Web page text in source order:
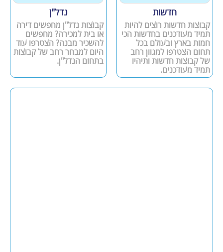
חדשות
קבוצות חדשות רוצים להיות
תמיד מעודכנים בחדשות הכי
חמות בארץ ובעולם בכל
תחום הצטרפו למגוון רחב
של קבוצות חדשות ותיהיו
תמיד מעודכנים.
נדל"ן
קבוצות נדל"ן מחפשים דירה
או בית למכירה? מחפשים
להשכיר מבנה? הצטרפו עוד
היום למבחר רחב של קבוצות
בתחום הנדל"ן.